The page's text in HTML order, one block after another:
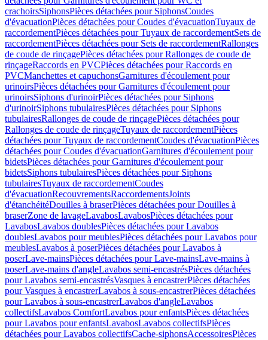
crachoirsSiphonsPièces détachées pour SiphonsCoudes
d'évacuationPièces détachées pour Coudes d'évacuationTuyaux de
raccordementPièces détachées pour Tuyaux de raccordementSets de
raccordementPièces détachées pour Sets de raccordementRallonges
de coude de rinçagePièces détachées pour Rallonges de coude de
rinçageRaccords en PVCPièces détachées pour Raccords en
PVCManchettes et capuchonsGarnitures d'écoulement pour
urinoirsPièces détachées pour Garnitures d'écoulement pour
urinoirsSiphons d'urinoirPièces détachées pour Siphons
d'urinoirSiphons tubulairesPièces détachées pour Siphons
tubulairesRallonges de coude de rinçagePièces détachées pour
Rallonges de coude de rinçageTuyaux de raccordementPièces
détachées pour Tuyaux de raccordementCoudes d'évacuationPièces
détachées pour Coudes d'évacuationGarnitures d'écoulement pour
bidetsPièces détachées pour Garnitures d'écoulement pour
bidetsSiphons tubulairesPièces détachées pour Siphons
tubulairesTuyaux de raccordementCoudes
d'évacuationRecouvrementsRaccordementsJoints
d'étanchéitéDouilles à braserPièces détachées pour Douilles à
braserZone de lavageLavabosLavabosPièces détachées pour
LavabosLavabos doublesPièces détachées pour Lavabos
doublesLavabos pour meublesPièces détachées pour Lavabos pour
meublesLavabos à poserPièces détachées pour Lavabos à
poserLave-mainsPièces détachées pour Lave-mainsLave-mains à
poserLave-mains d'angleLavabos semi-encastrésPièces détachées
pour Lavabos semi-encastrésVasques à encastrerPièces détachées
pour Vasques à encastrerLavabos à sous-encastrerPièces détachées
pour Lavabos à sous-encastrerLavabos d'angleLavabos
collectifsLavabos ComfortLavabos pour enfantsPièces détachées
pour Lavabos pour enfantsLavabosLavabos collectifsPièces
détachées pour Lavabos collectifsCache-siphonsAccessoiresPièces